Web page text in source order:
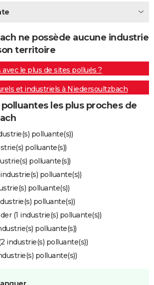
ne possède aucune industrie
territoire
avec le plus de sites pollués ?
et industriels à Niedersoultzbach
les plus proches de
polluante(s))
polluante(s))
polluante(s))
polluante(s))
polluante(s))
polluante(s))
(1 industrie(s) polluante(s))
polluante(s))
industrie(s) polluante(s))
polluante(s))